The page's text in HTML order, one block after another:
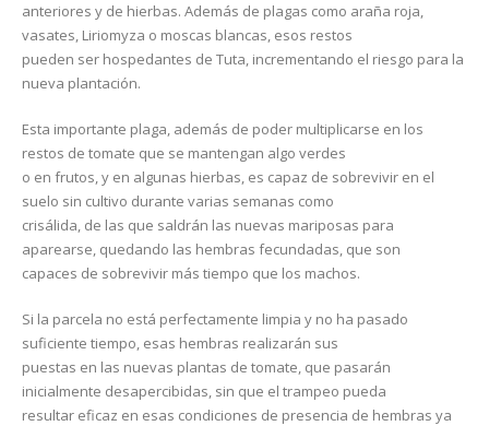
anteriores y de hierbas. Además de plagas como araña roja,
vasates, Liriomyza o moscas blancas, esos restos
pueden ser hospedantes de Tuta, incrementando el riesgo para la
nueva plantación.
Esta importante plaga, además de poder multiplicarse en los
restos de tomate que se mantengan algo verdes
o en frutos, y en algunas hierbas, es capaz de sobrevivir en el
suelo sin cultivo durante varias semanas como
crisálida, de las que saldrán las nuevas mariposas para
aparearse, quedando las hembras fecundadas, que son
capaces de sobrevivir más tiempo que los machos.
Si la parcela no está perfectamente limpia y no ha pasado
suficiente tiempo, esas hembras realizarán sus
puestas en las nuevas plantas de tomate, que pasarán
inicialmente desapercibidas, sin que el trampeo pueda
resultar eficaz en esas condiciones de presencia de hembras ya